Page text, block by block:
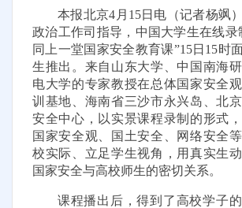
本报北京4月15日电（记者杨飒）
政治工作司指导，中国大学生在线录
同上一堂国家安全教育课”15日15时
生推出。来自山东大学、中国南海
电大学的专家教授在总体国家安全
训基地、海南省三沙市永兴岛、北
安全中心，以实景课程录制的形式
国家安全观、国土安全、网络安全
校实际、立足学生视角，用真实生
国家安全与高校师生的密切关系。
课程播出后，得到了高校学子